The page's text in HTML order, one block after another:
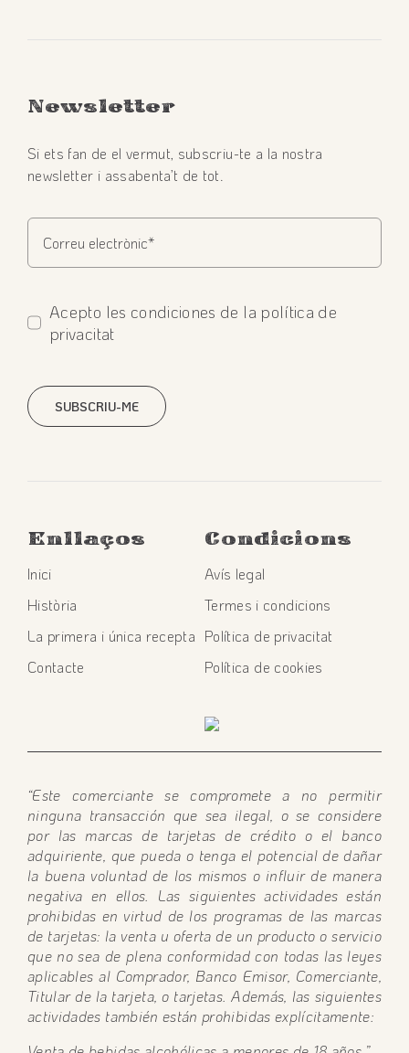
Enllaços
Inici
Història
La primera i única recepta
Contacte
Condicions
Avís legal
Termes i condicions
Política de privacitat
Política de cookies
Newsletter
Si ets fan de el vermut, subscriu-te a la nostra
newsletter i assabenta’t de tot.
Acepto les condiciones de la política de
privacitat
SUBSCRIU-ME
“Este comerciante se compromete a no permitir
ninguna transacción que sea ilegal, o se considere
por las marcas de tarjetas de crédito o el banco
adquiriente, que pueda o tenga el potencial de dañar
la buena voluntad de los mismos o influir de manera
negativa en ellos. Las siguientes actividades están
prohibidas en virtud de los programas de las marcas
de tarjetas: la venta u oferta de un producto o servicio
que no sea de plena conformidad con todas las leyes
aplicables al Comprador, Banco Emisor, Comerciante,
Titular de la tarjeta, o tarjetas. Además, las siguientes
actividades también están prohibidas explícitamente: